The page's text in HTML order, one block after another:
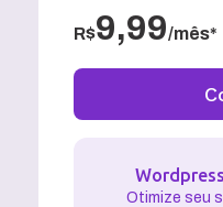
R$9,99/mês*
Otimize seu